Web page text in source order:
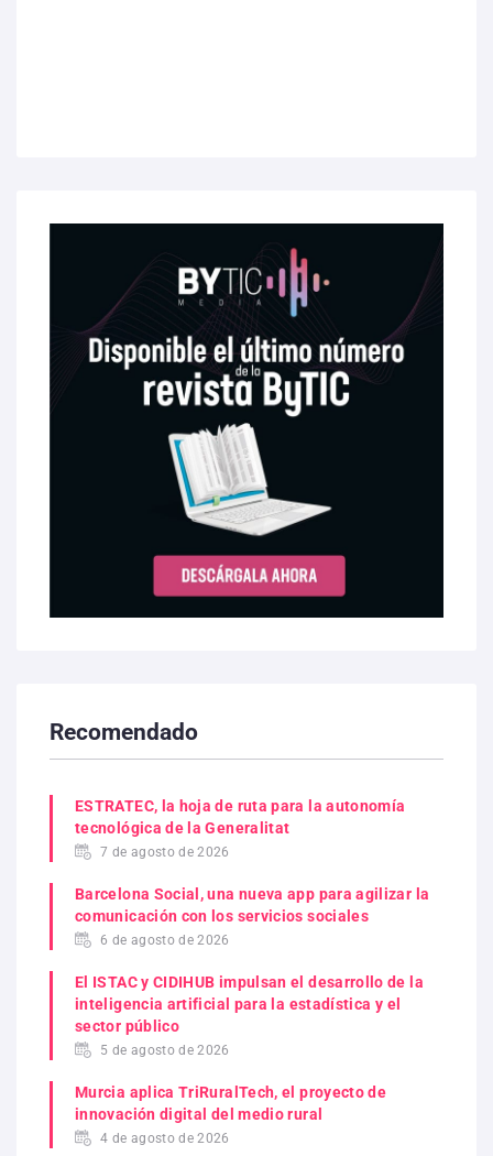
Recomendado
ESTRATEC, la hoja de ruta para la autonomía
tecnológica de la Generalitat
7 de agosto de 2026
Barcelona Social, una nueva app para agilizar la
comunicación con los servicios sociales
6 de agosto de 2026
El ISTAC y CIDIHUB impulsan el desarrollo de la
inteligencia artificial para la estadística y el
sector público
5 de agosto de 2026
Murcia aplica TriRuralTech, el proyecto de
innovación digital del medio rural
4 de agosto de 2026